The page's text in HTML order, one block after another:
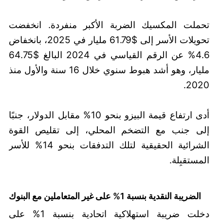
تحملت المكسيك الضربة الأكبر منفردة. انخفضت
تحويلات الأسر إلى $61.79 مليار في 2025، بانخفاض
4.6% عن الرقم القياسي في 2024 البالغ $64.75
مليار، وهو أشد هبوط سنوي خلال 16 سنة والأول منذ
2020.
أدى ارتفاع قيمة البيزو بنحو 10% مقابل الدولار، جنبًا
إلى جنب مع التضخم المحلي، إلى تقليص القوة
الشرائية الحقيقية لتلك التدفقات بنحو 14% للأسر
المستقبِلة.
الضريبة النقدية بنسبة 1% على غير المتعاملين مع البنوك
دخلت ضريبة استهلاكية اتحادية بنسبة 1% على